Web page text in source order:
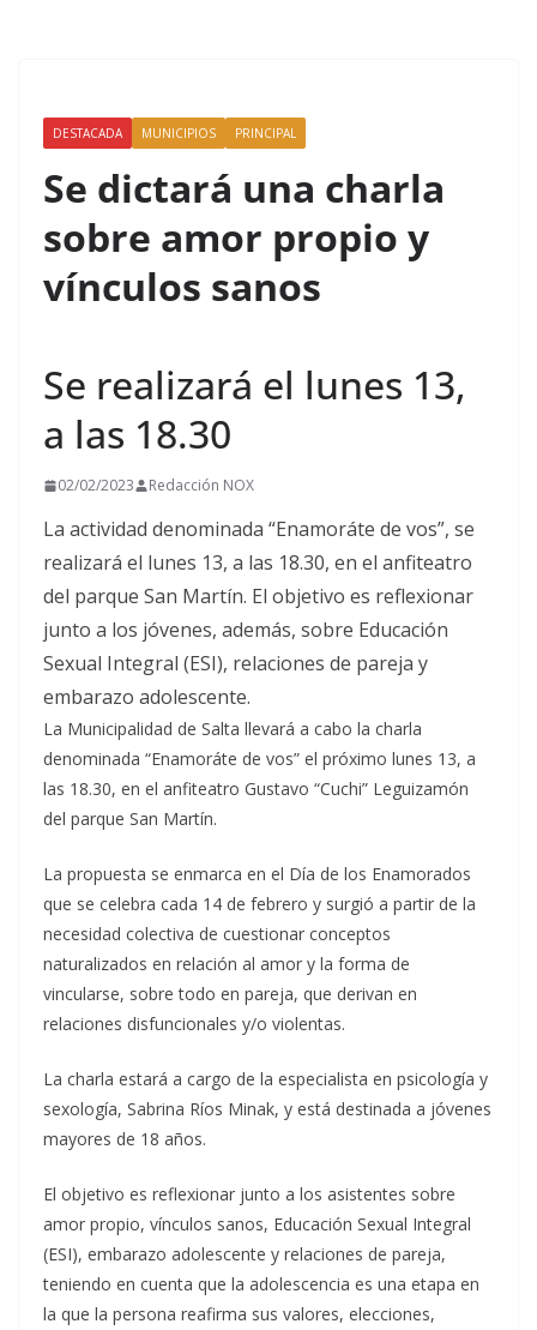
DESTACADA MUNICIPIOS PRINCIPAL
Se dictará una charla
sobre amor propio y
vínculos sanos
Se realizará el lunes 13,
a las 18.30
02/02/2023 Redacción NOX
La actividad denominada “Enamoráte de vos”, se
realizará el lunes 13, a las 18.30, en el anfiteatro
del parque San Martín. El objetivo es reflexionar
junto a los jóvenes, además, sobre Educación
Sexual Integral (ESI), relaciones de pareja y
embarazo adolescente.
La Municipalidad de Salta llevará a cabo la charla
denominada “Enamoráte de vos” el próximo lunes 13, a
las 18.30, en el anfiteatro Gustavo “Cuchi” Leguizamón
del parque San Martín.
La propuesta se enmarca en el Día de los Enamorados
que se celebra cada 14 de febrero y surgió a partir de la
necesidad colectiva de cuestionar conceptos
naturalizados en relación al amor y la forma de
vincularse, sobre todo en pareja, que derivan en
relaciones disfuncionales y/o violentas.
La charla estará a cargo de la especialista en psicología y
sexología, Sabrina Ríos Minak, y está destinada a jóvenes
mayores de 18 años.
El objetivo es reflexionar junto a los asistentes sobre
amor propio, vínculos sanos, Educación Sexual Integral
(ESI), embarazo adolescente y relaciones de pareja,
teniendo en cuenta que la adolescencia es una etapa en
la que la persona reafirma sus valores, elecciones,